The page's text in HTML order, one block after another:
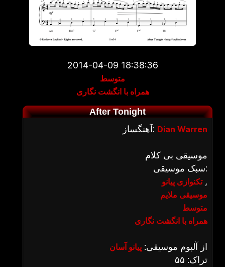
2014-04-09 18:38:36
متوسط
همراه با انگشت نگاری
After Tonight
آهنگساز: Dian Warren
موسیقی بی کلام
سبک موسیقی:
تکنوازی پیانو,
موسیقی ملایم
متوسط
همراه با انگشت نگاری
از آلبوم موسیقی: پیانو آسان
تراک: ۵۵